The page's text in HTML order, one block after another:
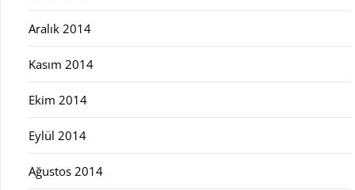
Aralık 2014
Kasım 2014
Ekim 2014
Eylül 2014
Ağustos 2014